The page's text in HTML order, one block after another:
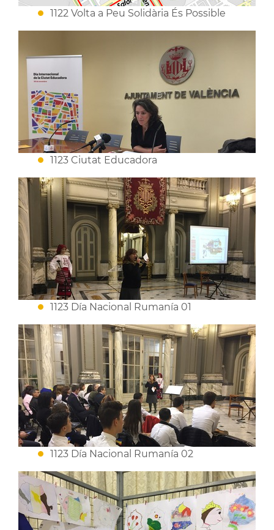
1122 Volta a Peu Solidària És Possible
1123 Ciutat Educadora
1123 Día Nacional Rumanía 01
1123 Día Nacional Rumanía 02